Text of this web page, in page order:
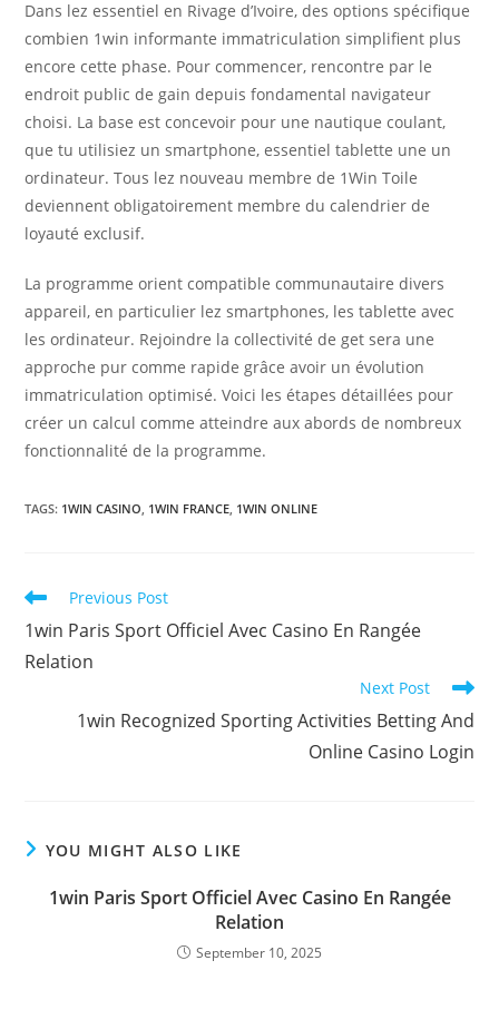
Dans lez essentiel en Rivage d’Ivoire, des options spécifique
combien 1win informante immatriculation simplifient plus
encore cette phase. Pour commencer, rencontre par le
endroit public de gain depuis fondamental navigateur
choisi. La base est concevoir pour une nautique coulant,
que tu utilisiez un smartphone, essentiel tablette une un
ordinateur. Tous lez nouveau membre de 1Win Toile
deviennent obligatoirement membre du calendrier de
loyauté exclusif.
La programme orient compatible communautaire divers
appareil, en particulier lez smartphones, les tablette avec
les ordinateur. Rejoindre la collectivité de get sera une
approche pur comme rapide grâce avoir un évolution
immatriculation optimisé. Voici les étapes détaillées pour
créer un calcul comme atteindre aux abords de nombreux
fonctionnalité de la programme.
TAGS: 1WIN CASINO, 1WIN FRANCE, 1WIN ONLINE
Read
articles
Previous Post
1win Paris Sport Officiel Avec Casino En Rangée
Relation
Next Post
1win Recognized Sporting Activities Betting And
Online Casino Login
YOU MIGHT ALSO LIKE
1win Paris Sport Officiel Avec Casino En Rangée
Relation
September 10, 2025